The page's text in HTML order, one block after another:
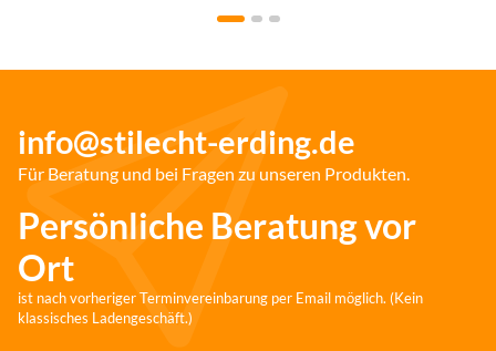
info@stilecht-erding.de
Für Beratung und bei Fragen zu unseren Produkten.
Persönliche Beratung vor
Ort
ist nach vorheriger Terminvereinbarung per Email möglich. (Kein
klassisches Ladengeschäft.)